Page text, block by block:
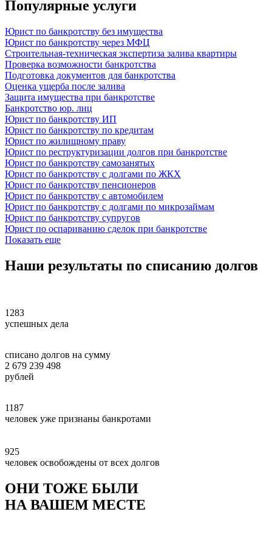
Популярные услуги
Юрист по банкротству без имущества
Юрист по банкротству через МФЦ
Строительная-техническая экспертиза залива квартиры
Проверка возможности банкротства
Подготовка документов для банкротства
Оценка ущерба после залива
Защита имущества при банкротстве
Банкротство юр. лиц
Юрист по банкротству ИП
Юрист по банкротству по кредитам
Юрист по жилищному праву
Юрист по реструктуризации долгов при банкротстве
Юрист по банкротству самозанятых
Юрист по банкротству с долгами по ЖКХ
Юрист по банкротству пенсионеров
Юрист по банкротству с автомобилем
Юрист по банкротству с долгами по микрозаймам
Юрист по банкротству супругов
Юрист по оспариванию сделок при банкротстве
Показать еще
Наши результаты по списанию долгов
1283
успешных дела
списано долгов на сумму
2 679 239 498
рублей
1187
человек уже признаны банкротами
925
человек освобождены от всех долгов
ОНИ ТОЖЕ БЫЛИ
НА ВАШЕМ МЕСТЕ